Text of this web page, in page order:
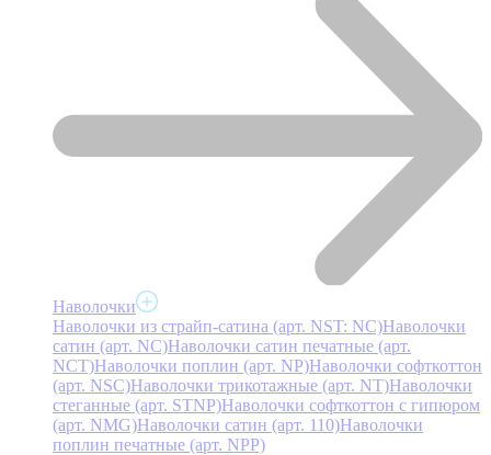
Наволочки
Наволочки из страйп-сатина (арт. NST: NC)Наволочки
сатин (арт. NC)Наволочки сатин печатные (арт.
NCT)Наволочки поплин (арт. NP)Наволочки софткоттон
(арт. NSC)Наволочки трикотажные (арт. NT)Наволочки
стеганные (арт. STNP)Наволочки софткоттон с гипюром
(арт. NMG)Наволочки сатин (арт. 110)Наволочки
поплин печатные (арт. NPP)